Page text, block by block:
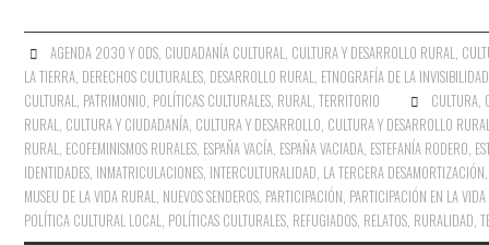
AGENDA 2030 Y ODS, CIUDADANÍA CULTURAL, CULTURA Y DESARROLLO RURAL,
LA TIERRA, DERECHOS CULTURALES, DESARROLLO RURAL, ETNOGRAFÍA DE LA INVISIBILIDAD
CULTURAL, PATRIMONIO, POLÍTICAS CULTURALES, RURAL,TERRITORIO CULTURA,
RURAL, CULTURA Y CIUDADANÍA, CULTURA Y DESARROLLO, CULTURA Y DESARROLLO
RURAL, ECOFEMINISMOS RURALES, ESPAÑA VACÍA, ESPAÑA VACIADA, ESTEFANÍA RODERO,
IDENTIDADES, INMATRICULACIONES, INTERCULTURALIDAD, LA TERCERA DESAMORTIZACIÓN
MUSEU DE LA VIDA RURAL, NUEVOS SENDEROS, PARTICIPACIÓN, PARTICIPACIÓN EN LA
POLÍTICA CULTURAL LOCAL, POLÍTICAS CULTURALES, REFUGIADOS, RELATOS, RURALIDAD,